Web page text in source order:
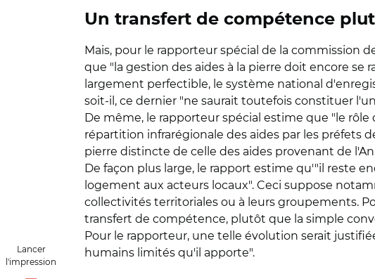
Lancer
l'impression
Un transfert de compétence
Mais, pour le rapporteur spécial de la commission
que "la gestion des aides à la pierre doit encore se
largement perfectible, le système national
soit-il, ce dernier "ne saurait toutefois constituer
De même, le rapporteur spécial estime que "le
répartition infrarégionale des aides par les préfets
pierre distincte de celle des aides provenant de
De façon plus large, le rapport estime qu'"il reste
logement aux acteurs locaux". Ceci suppose
collectivités territoriales ou à leurs groupements.
transfert de compétence, plutôt que la simple
Pour le rapporteur, une telle évolution serait
humains limités qu'il apporte".